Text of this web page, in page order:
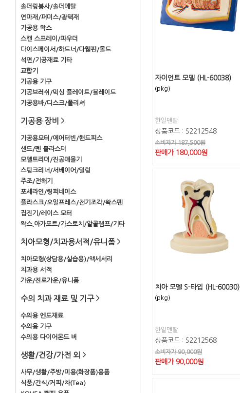
솔더링봉사/솔더메탈
연마재/퍼미스/광택재
기공용 왁스
스캔 스프레이/파우더
다이스페이서/하드너/다웰핀/몰드
석면/기공재료 기타
교합기
기공용 기구
기공브러쉬/믹싱 플레이트/블레이드
기공용바/디스크/폴리셔
기공용 장비 >
기공용모터/에어터빈/핸드피스
샌드/펜 블라스터
모델트리머/진공매몰기
스팀크리너/서베이어/밀링
주조/전해기
포세라인/링퍼네이스
플라스크/오일프레스/전기조각/왁스펜
집진기/레이스 모터
왁스,아가포트/가스토치/알콜램프/기타
치아모형/치과용서적/유니폼 >
치아모형(상담용/실습용)/액세서리
치과용 서적
가운/진료가운/유니폼
수의 치과 재료 및 기구 >
수의용 엔도재료
수의용 기구
수의용 다이어몬드 버
생활/건강/가전 외 >
사무/생활/주방/미용(화장품)용품
식품/간식/커피/차(Tea)
자이언트 모델 (HL-60038)
(pkg)
한일덴탈
상품코드 : S2212548
소비자가 187,500원
판매가 180,000원
치아 모델 S-타입 (HL-60030)
(pkg)
한일덴탈
상품코드 : S2212568
소비자가 90,000원
판매가 90,000원